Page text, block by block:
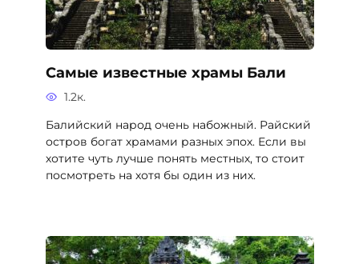
Самые известные храмы Бали
1.2к.
Балийский народ очень набожный. Райский
остров богат храмами разных эпох. Если вы
хотите чуть лучше понять местных, то стоит
посмотреть на хотя бы один из них.